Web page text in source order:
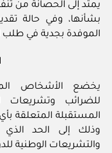
يمتد إلى الحصانة من
بشأنها، وفي حالة
الموفدة بجدية في طلب
يخضع الأشخاص
للضرائب وتشريعات
المستقبلة المتعلقة
وذلك إلى الحد الذي
والتشريعات الوطنية